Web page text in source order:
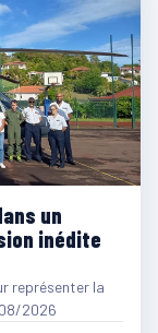
un
inédite
représenter la
2026